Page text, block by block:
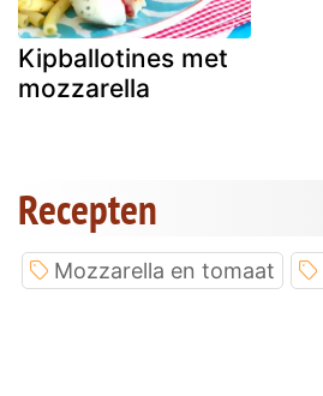
Kipballotines met
mozzarella
Recepten
Mozzarella en tomaat